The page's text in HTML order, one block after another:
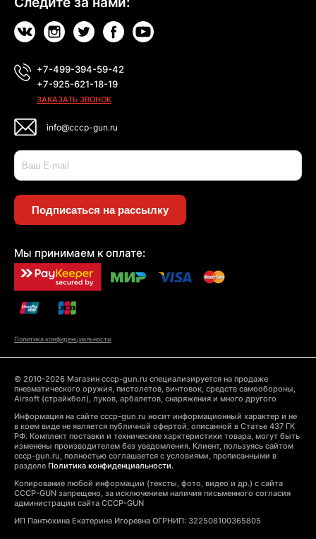
+7-499-394-59-42
+7-925-621-18-19
ЗАКАЗАТЬ ЗВОНОК
info@cccp-gun.ru
Подписаться на рассылку
Мы принимаем к оплате:
Политика конфиденциальности
© 2010-2026 Магазин cccp-gun.ru специализируется на продаже
пневматического оружия, пистолетов, винтовок, средств самообороны,
Airsoft (страйкбол), луков, арбалетов, снаряжения и много другого
Информация на сайте cccp-gun.ru носит информационный характер и не
в коем виде не является публичной офертой, описанной в Статье 437 ГК
РФ. Комплект поставки и технические харктеристики товара, могут быть
изменены производителем без уведомления. Клиент, пользуясь сайтом
cccp-gun.ru, полностью соглашается с условиями, прописанными в
разделе Политика конфиденциальности.
Копирование любой информации (тексты, фото, видео и др.) с сайта
CCCP-GUN запрещено, за исключением наличия письменного согласия
администрации сайта CCCP-GUN
ИП Пантюхина Екатерина Игоревна ОГРНИП: 322508100365805